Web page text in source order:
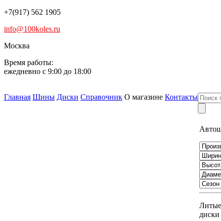
+7(917) 562 1905
info@100koles.ru
Москва
Время работы:
ежедневно с 9:00 до 18:00
Главная Шины Диски Справочник О магазине Контакты
Литые
диски